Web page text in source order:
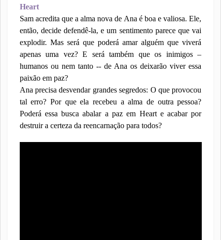
Heart
Sam acredita que a alma nova de Ana é boa e valiosa. Ele,
então, decide defendê-la, e um sentimento parece que vai
explodir. Mas será que poderá amar alguém que viverá
apenas uma vez? E será também que os inimigos –
humanos ou nem tanto -- de Ana os deixarão viver essa
paixão em paz?
Ana precisa desvendar grandes segredos: O que provocou
tal erro? Por que ela recebeu a alma de outra pessoa?
Poderá essa busca abalar a paz em Heart e acabar por
destruir a certeza da reencarnação para todos?